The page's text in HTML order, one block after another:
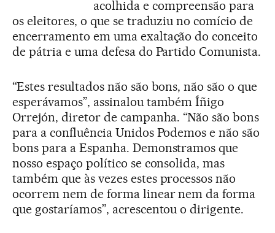
acolhida e compreensão para
os eleitores, o que se traduziu no comício de
encerramento em uma exaltação do conceito
de pátria e uma defesa do Partido Comunista.
“Estes resultados não são bons, não são o que
esperávamos”, assinalou também Íñigo
Orrejón, diretor de campanha. “Não são bons
para a confluência Unidos Podemos e não são
bons para a Espanha. Demonstramos que
nosso espaço político se consolida, mas
também que às vezes estes processos não
ocorrem nem de forma linear nem da forma
que gostaríamos”, acrescentou o dirigente.